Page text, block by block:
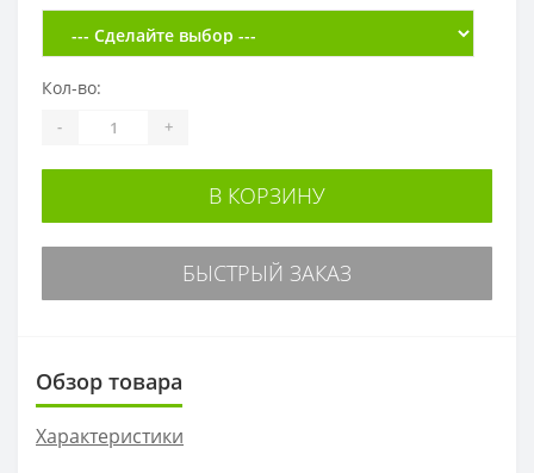
Кол-во:
- +
В КОРЗИНУ
БЫСТРЫЙ ЗАКАЗ
Обзор товара
Характеристики